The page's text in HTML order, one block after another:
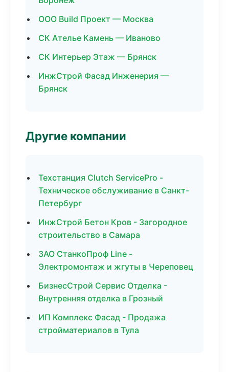
ООО Build Проект — Москва
СК Ателье Камень — Иваново
СК Интерьер Этаж — Брянск
ИнжСтрой Фасад Инженерия —
Брянск
Другие компании
Техстанция Clutch ServicePro -
Техническое обслуживание в Санкт-
Петербург
ИнжСтрой Бетон Кров - Загородное
строительство в Самара
ЗАО СтанкоПроф Line -
Электромонтаж и жгуты в Череповец
БизнесСтрой Сервис Отделка -
Внутренняя отделка в Грозный
ИП Комплекс Фасад - Продажа
стройматериалов в Тула